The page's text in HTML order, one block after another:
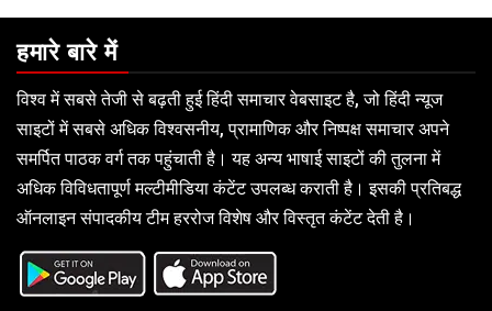
हमारे बारे में
विश्व में सबसे तेजी से बढ़ती हुई हिंदी समाचार वेबसाइट है, जो हिंदी न्यूज
साइटों में सबसे अधिक विश्वसनीय, प्रामाणिक और निष्पक्ष समाचार अपने
समर्पित पाठक वर्ग तक पहुंचाती है। यह अन्य भाषाई साइटों की तुलना में
अधिक विविधतापूर्ण मल्टीमीडिया कंटेंट उपलब्ध कराती है। इसकी प्रतिबद्ध
ऑनलाइन संपादकीय टीम हररोज विशेष और विस्तृत कंटेंट देती है।